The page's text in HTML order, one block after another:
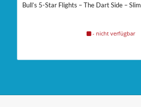
Bull’s 5-Star Flights – The Dart Side – Slim
- nicht verfügbar